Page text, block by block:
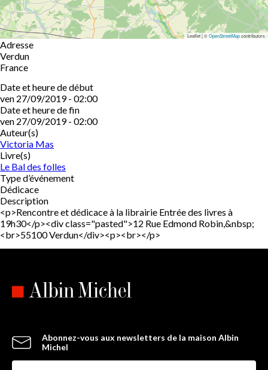
Leaflet | ©OpenStreetMapcontributors
Adresse
Verdun
France
Date et heure de début
ven 27/09/2019 - 02:00
Date et heure de fin
ven 27/09/2019 - 02:00
Auteur(s)
Victoria Mas
Livre(s)
Le Bal des folles
Type d’événement
Dédicace
Description
<p>Rencontre et dédicace à la librairie Entrée des livres à
19h30</p><div class="pasted">12 Rue Edmond Robin,&nbsp;
<br>55100 Verdun</div><p><br></p>
Abonnez-vous aux newsletters de la maison Albin
Michel